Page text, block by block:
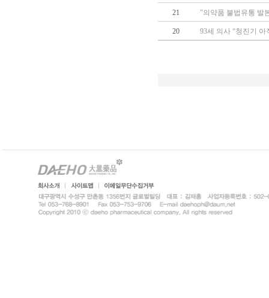
21 "의약품 불법유통 발
20 93세 의사 “청진기 아